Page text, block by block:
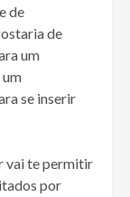
de
de
um
se inserir
vai te permitir
por